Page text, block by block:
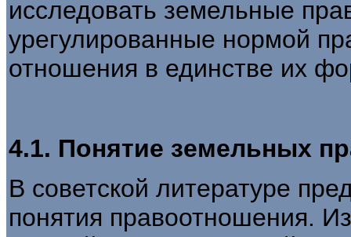
исследо­вать земельные
урегулированные нормой
отношения в единстве их
4.1. Понятие земельных
В советской литературе
понятия пра­воотношения.